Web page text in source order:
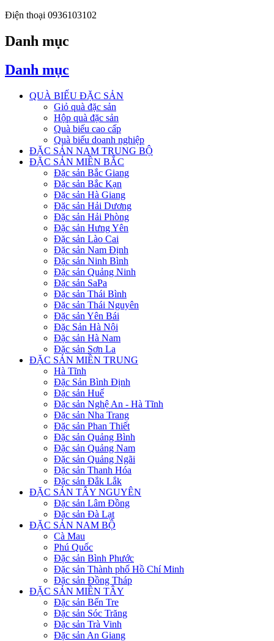
Điện thoại 0936103102
Danh mục
Danh mục
QUÀ BIẾU ĐẶC SẢN
Giỏ quà đặc sản
Hộp quà đặc sản
Quà biếu cao cấp
Quà biếu doanh nghiệp
ĐẶC SẢN NAM TRUNG BỘ
ĐẶC SẢN MIỀN BẮC
Đặc sản Bắc Giang
Đặc sản Bắc Kạn
Đặc sản Hà Giang
Đặc sản Hải Dương
Đặc sản Hải Phòng
Đặc sản Hưng Yên
Đặc sản Lào Cai
Đặc sản Nam Định
Đặc sản Ninh Bình
Đặc sản Quảng Ninh
Đặc sản SaPa
Đặc sản Thái Bình
Đặc sản Thái Nguyên
Đặc sản Yên Bái
Đặc Sản Hà Nội
Đặc sản Hà Nam
Đặc sản Sơn La
ĐẶC SẢN MIỀN TRUNG
Hà Tĩnh
Đặc Sản Bình Định
Đặc sản Huế
Đặc sản Nghệ An - Hà Tĩnh
Đặc sản Nha Trang
Đặc sản Phan Thiết
Đặc sản Quảng Bình
Đặc sản Quảng Nam
Đặc sản Quảng Ngãi
Đặc sản Thanh Hóa
Đặc sản Đắk Lắk
ĐẶC SẢN TÂY NGUYÊN
Đặc sản Lâm Đồng
Đặc sản Đà Lạt
ĐẶC SẢN NAM BỘ
Cà Mau
Phú Quốc
Đặc sản Bình Phước
Đặc sản Thành phố Hồ Chí Minh
Đặc sản Đồng Tháp
ĐẶC SẢN MIỀN TÂY
Đặc sản Bến Tre
Đặc sản Sóc Trăng
Đặc sản Trà Vinh
Đặc sản An Giang